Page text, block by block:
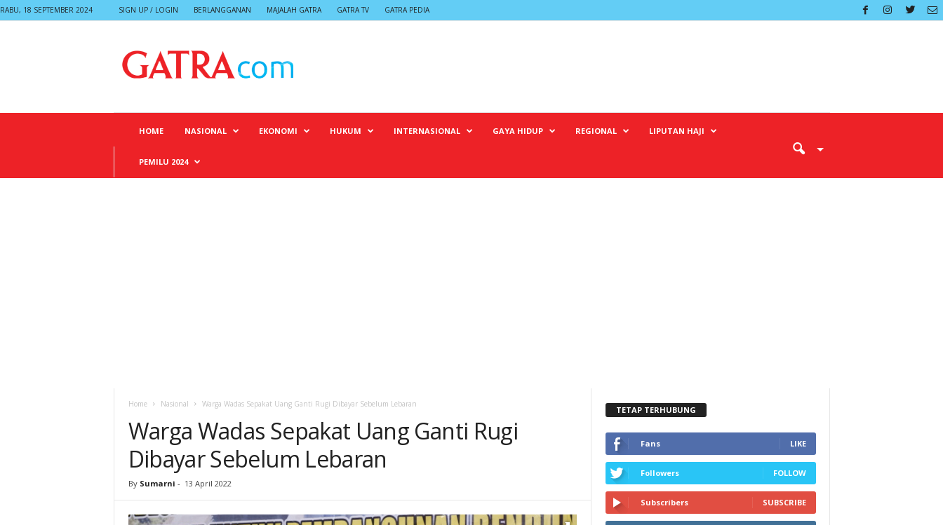
RABU, 18 SEPTEMBER 2024 SIGN UP / LOGIN BERLANGGANAN MAJALAH GATRA GATRA TV GATRA PEDIA
HOME NASIONAL EKONOMI HUKUM INTERNASIONAL GAYA HIDUP REGIONAL LIPUTAN HAJI
PEMILU 2024
Home Nasional Warga Wadas Sepakat Uang Ganti Rugi Dibayar Sebelum Lebaran
Warga Wadas Sepakat Uang Ganti Rugi
Dibayar Sebelum Lebaran
By Sumarni - 13 April 2022
TETAP TERHUBUNG
Fans LIKE
Followers FOLLOW
Subscribers SUBSCRIBE